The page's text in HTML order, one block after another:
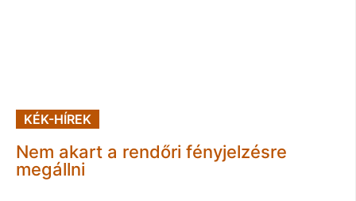
KÉK-HÍREK
Nem akart a rendőri fényjelzésre
megállni